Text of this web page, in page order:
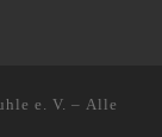
e. V. – Alle